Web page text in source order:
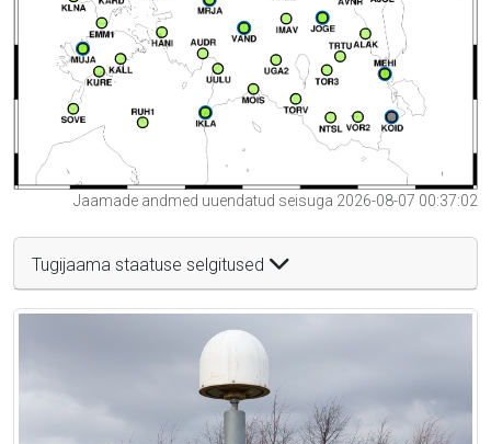
Jaamade andmed uuendatud seisuga 2026-08-07 00:37:02
Tugijaama staatuse selgitused